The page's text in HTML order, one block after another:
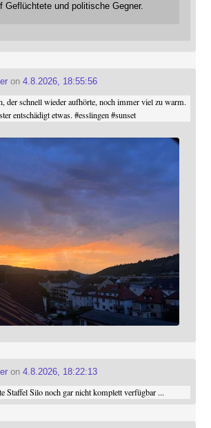
Geflüchtete und politische Gegner.
on 4.8.2026, 18:55:56
der schnell wieder aufhörte, noch immer viel zu warm.
entschädigt etwas. #esslingen #sunset
on 4.8.2026, 18:22:13
Staffel Silo noch gar nicht komplett verfügbar ...